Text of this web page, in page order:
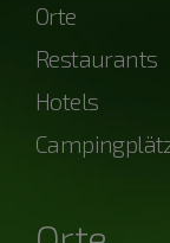
Orte
Restaurants
Hotels